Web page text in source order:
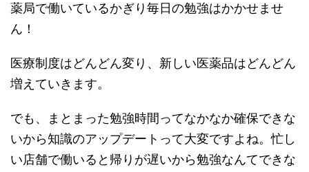
薬局で働いているかぎり毎日の勉強はかかせませ
ん！
医療制度はどんどん変り、新しい医薬品はどんどん
増えていきます。
でも、まとまった勉強時間ってなかなか確保できな
いから知識のアップデートって大変ですよね。忙し
い店舗で働いると帰りが遅いから勉強なんてできな